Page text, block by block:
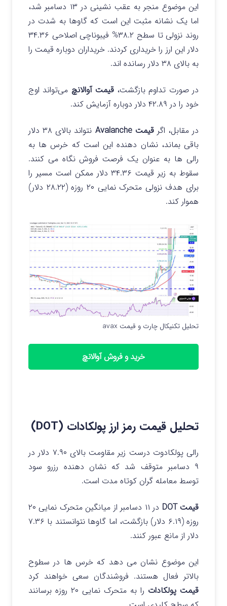
این موضوع منجر به عقب نشینی در ۱۳ دسامبر شد،
اما یک نشانه مثبت این است که گاوها به شدت در
روند نزولی تا سطح ۳۸.۲% فیبوناچی اصلاحی ۳۴.۳۶
دلار این ارز را خریداری کردند. خریداران دوباره قیمت را
به بالای ۳۸ دلار رسانده اند.
در صورت تداوم بازگشت،قیمت آوالانچ می‌تواند اوج
خود را در ۴۲.۸۹ دلار دوباره آزمایش کند.
در مقابل، اگرقیمت Avalanche
نتواند بالای ۳۸ دلار
باقی بماند، نشان دهنده این است که خرس ها به
رالی ها به عنوان یک فرصت فروش نگاه می کنند.
سقوط به زیر قیمت ۳۴.۳۶ دلار ممکن است مسیر را
برای هدف نزولی متحرک نمایی ۲۰ روزه (۲۸.۲۲ دلار)
هموار کند.
تحلیل تکنیکال چارت و قیمت avax
خرید و فروش آوالانچ
تحلیل قیمت رمز ارز پولکادات (DOT)
رالی پولکادوت درست زیر مقاومت بالای ۷.۹۰ دلار در
۹ دسامبر متوقف شد که نشان دهنده رزرو سود
توسط معامله گران کوتاه مدت است.
قیمت DOT
در ۱۱ دسامبر از میانگین متحرک نمایی ۲۰
روزه (۶.۱۹ دلار) بازگشت، اما گاوها نتوانستند با ۷.۳۶
دلار از مانع عبور کنند.
این موضوع نشان می دهد که خرس ها در سطوح
بالاتر فعال هستند. فروشندگان سعی خواهند کرد
قیمت پولکادات
را به متحرک نمایی ۲۰ روزه برسانند